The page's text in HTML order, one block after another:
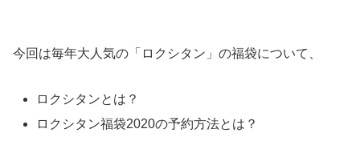
今回は毎年大人気の「ロクシタン」の福袋について、
ロクシタンとは？
ロクシタン福袋2020の予約方法とは？